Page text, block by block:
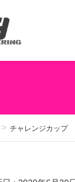
チャレンジカップ